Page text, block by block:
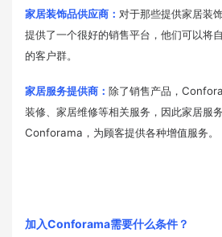
家居装饰品供应商： 对于那些提供家居装
提供了一个很好的销售平台，他们可以将
的客户群。
家居服务提供商： 除了销售产品，
装修、家居维修等相关服务，因此家居服
Conforama，为顾客提供各种增值服务。
加入Conforama需要什么条件？